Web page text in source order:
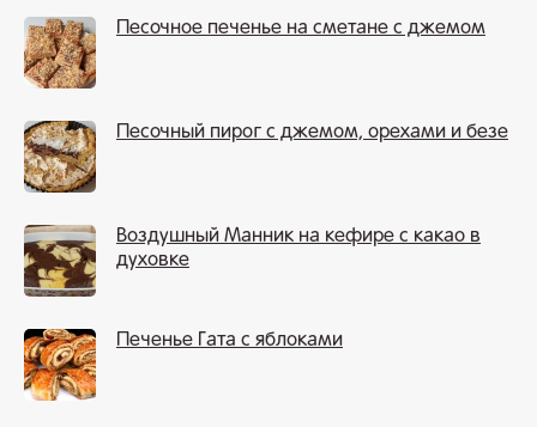
Песочное печенье на сметане с джемом
Песочный пирог с джемом, орехами и безе
Воздушный Манник на кефире с какао в
духовке
Печенье Гата с яблоками